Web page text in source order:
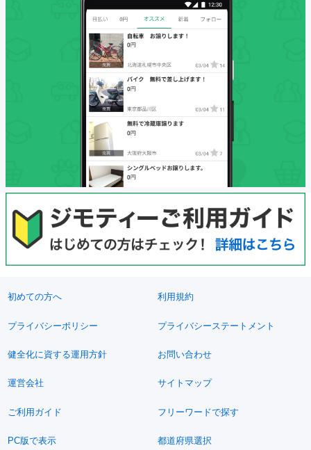
初めての方へ 利用規約
プライバシーポリシー プライバシーステートメント
健全化に資する運用方針 お問い合わせ
運営会社 サイトマップ
ご利用ガイド フリーワードで探す
PC版で表示 都道府県選択